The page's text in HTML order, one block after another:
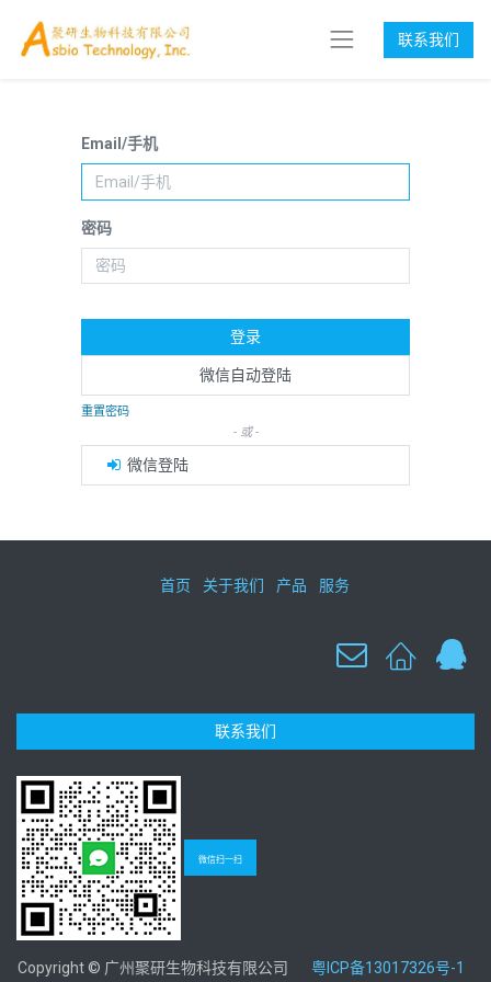
联系我们
Email/手机
密码
登录
微信自动登陆
重置密码
- 或 -
微信登陆
首页 关于我们 产品 服务
联系我们
微信扫一扫
Copyright © 广州聚研生物科技有限公司 粤ICP备13017326号-1